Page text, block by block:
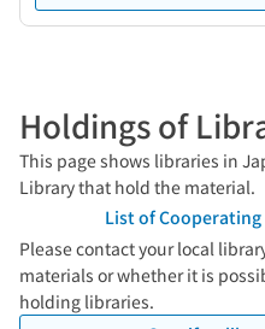
Holdings of
This page shows libraries in
Library that hold the material.
List of
Please contact your local
materials or whether it is
holding libraries.